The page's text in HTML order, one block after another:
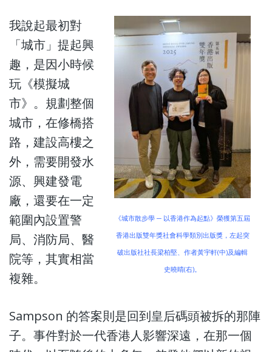
《城市散步學 ─ 以香港作為起點》榮獲第五屆
香港出版雙年獎社會科學類別出版獎，左起突
破出版社社長梁柏堅、作者黃宇軒(中)及編輯
史曉晴(右)。
我說起最初對
「城市」提起興
趣，是因小時候
玩《模擬城
市》。規劃整個
城市，在修橋搭
路，建設高樓之
外，需要開發水
源、興建發電
廠，還要在一定
範圍內設置警
局、消防局、醫
院等，其實相當
複雜。
Sampson 的答案則是回到皇后碼頭被拆的那陣
子。事件對於一代香港人影響深遠，在那一個